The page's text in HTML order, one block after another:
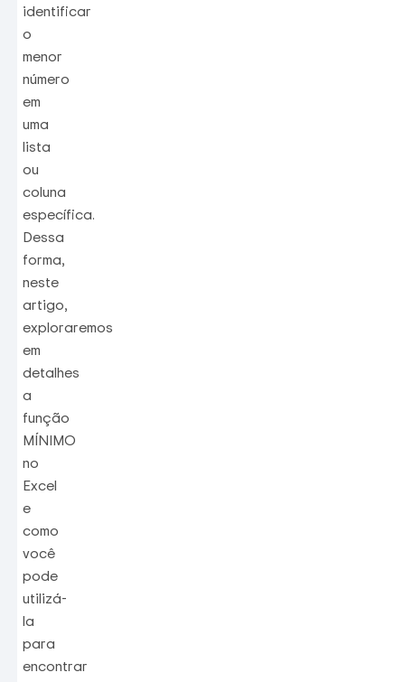
identificar
o
menor
número
em
uma
lista
ou
coluna
específica.
Dessa
forma,
neste
artigo,
exploraremos
em
detalhes
a
função
MÍNIMO
no
Excel
e
como
você
pode
utilizá-
la
para
encontrar